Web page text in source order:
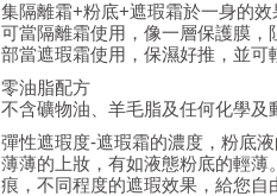
集隔離霜+粉底+遮瑕霜於一身的效
可當隔離霜使用，像一層保護膜
部當遮瑕霜使用，保濕好推，並可
零油脂配方
不含礦物油、羊毛脂及任何化學及
彈性遮瑕度-遮瑕霜的濃度，粉底
薄薄的上妝，有如液態粉底的輕
痕，不同程度的遮瑕效果，給您自